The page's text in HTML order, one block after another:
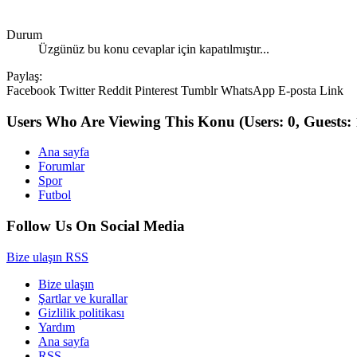
Durum
Üzgünüz bu konu cevaplar için kapatılmıştır...
Paylaş:
Facebook Twitter Reddit Pinterest Tumblr WhatsApp E-posta Link
Users Who Are Viewing This Konu (Users: 0, Guests:
Ana sayfa
Forumlar
Spor
Futbol
Follow Us On Social Media
Bize ulaşın RSS
Bize ulaşın
Şartlar ve kurallar
Gizlilik politikası
Yardım
Ana sayfa